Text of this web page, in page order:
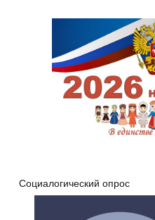
Социалогический опрос